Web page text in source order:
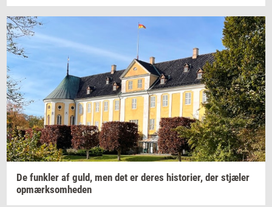
De funk­ler af guld, men det er deres hi­sto­ri­er, der stjæ­ler
op­mærk­som­he­den